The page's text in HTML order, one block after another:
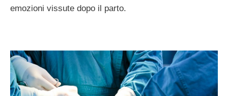
emozioni vissute dopo il parto.